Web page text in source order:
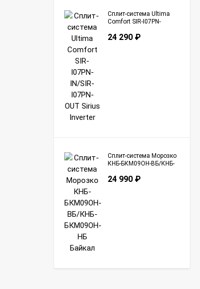
Сплит-система Ultima
Comfort SIR-I07PN-
Inverter
24 290 ₽
Сплит-система Морозко
КНБ-БКМ09ОН-ВБ/КНБ-
24 990 ₽